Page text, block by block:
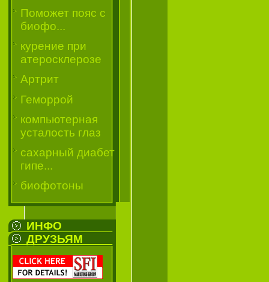
Поможет пояс с
биофо...
курение при
атеросклерозе
Артрит
Геморрой
компьютерная
усталость глаз
сахарный диабет
гипе...
биофотоны
ИНФО
ДРУЗЬЯМ